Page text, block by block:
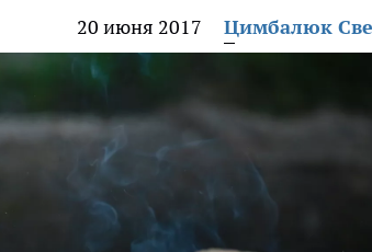
20 июня 2017 Цимбалюк